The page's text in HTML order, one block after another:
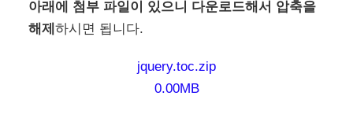
아래에 첨부 파일이 있으니 다운로드해서 압축을
해제하시면 됩니다.
jquery.toc.zip
0.00MB